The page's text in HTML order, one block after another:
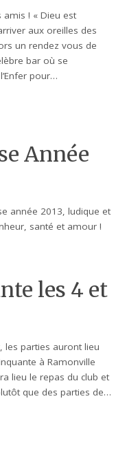
amis ! « Dieu est
aux oreilles des
un rendez vous de
bar où se
pour…
Année
année 2013, ludique et
santé et amour !
les 4 et
les parties auront lieu
à Ramonville
lieu le repas du club et
que des parties de…